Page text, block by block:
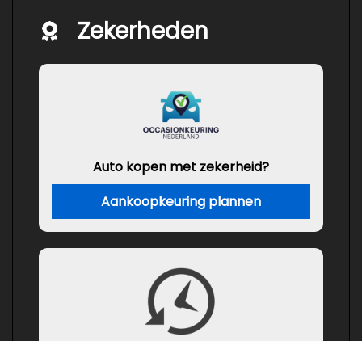
Zekerheden
Auto kopen met zekerheid?
Aankoopkeuring plannen